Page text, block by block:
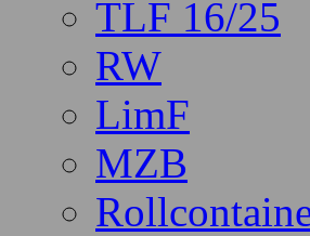
TLF 16/25
RW
LimF
MZB